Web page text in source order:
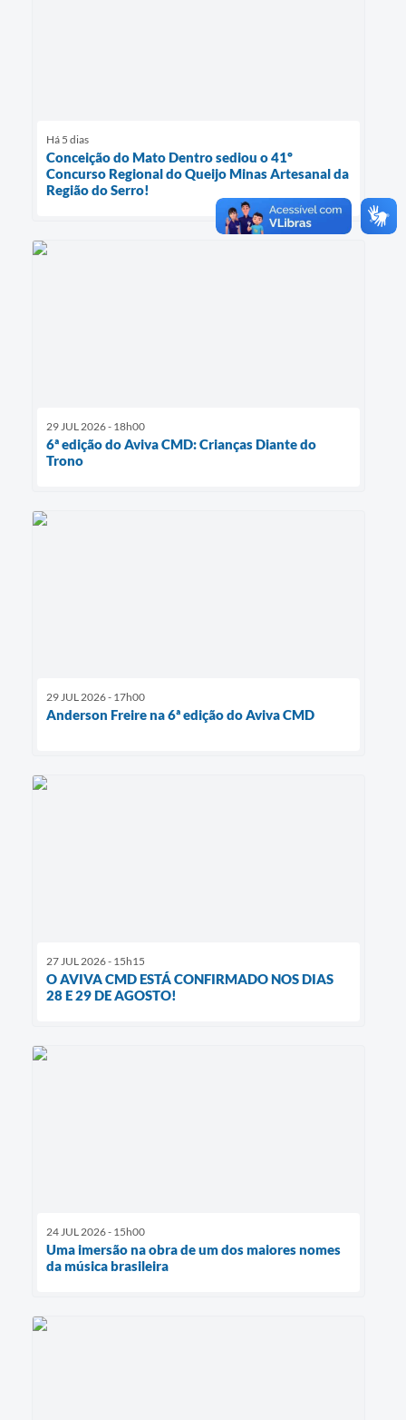
Há 5 dias
Conceição do Mato Dentro sediou o 41º
Concurso Regional do Queijo Minas Artesanal da
Região do Serro!
29 JUL 2026 - 18h00
6ª edição do Aviva CMD: Crianças Diante do
Trono
29 JUL 2026 - 17h00
Anderson Freire na 6ª edição do Aviva CMD
27 JUL 2026 - 15h15
O AVIVA CMD ESTÁ CONFIRMADO NOS DIAS
28 E 29 DE AGOSTO!
24 JUL 2026 - 15h00
Uma imersão na obra de um dos maiores nomes
da música brasileira